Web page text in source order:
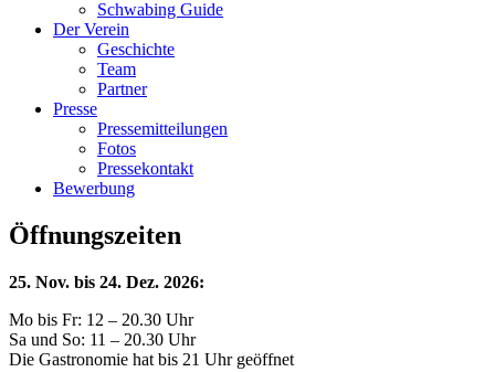
Schwabing Guide
Der Verein
Geschichte
Team
Partner
Presse
Pressemitteilungen
Fotos
Pressekontakt
Bewerbung
Öffnungszeiten
25. Nov. bis 24. Dez. 2026:
Mo bis Fr: 12 – 20.30 Uhr
Sa und So: 11 – 20.30 Uhr
Die Gastronomie hat bis 21 Uhr geöffnet